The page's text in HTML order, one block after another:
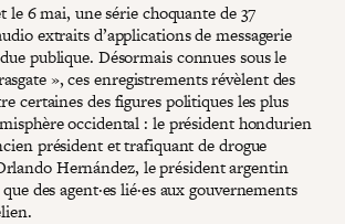
le 6 mai, une série choquante de 37
extraits d’applications de messagerie
publique. Désormais connues sous le
», ces enregistrements révèlent des
certaines des figures politiques les plus
occidental : le président hondurien
président et trafiquant de drogue
Hernández, le président argentin
des agent·es lié·es aux gouvernements